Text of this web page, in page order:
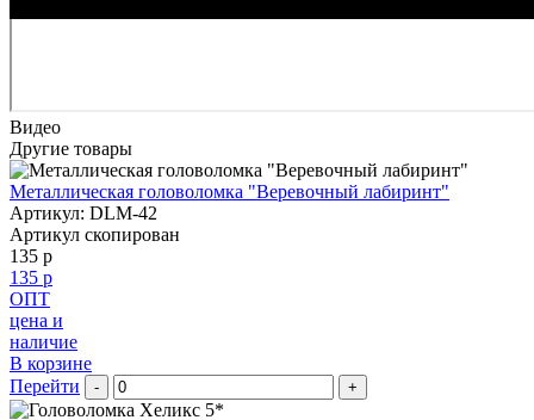
Видео
Другие товары
Металлическая головоломка "Веревочный лабиринт"
Артикул: DLM-42
Артикул скопирован
135 р
135 р
ОПТ
цена и
наличие
В корзине
Перейти
- +